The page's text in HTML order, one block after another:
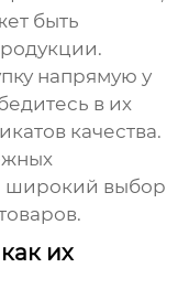
быть
напрямую у
в их
качества.
широкий выбор
их